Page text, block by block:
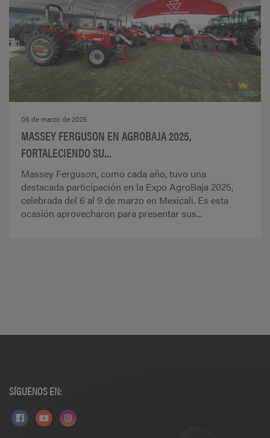
06 de marzo de 2025
MASSEY FERGUSON EN AGROBAJA 2025,
FORTALECIENDO SU...
Massey Ferguson, como cada año, tuvo una
destacada participación en la Expo AgroBaja 2025,
celebrada del 6 al 9 de marzo en Mexicali. Es esta
ocasión aprovecharon para presentar sus...
SÍGUENOS EN: